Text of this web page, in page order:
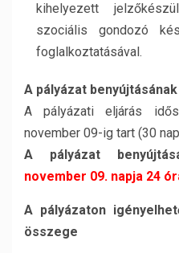
kihelyezett
szociális gondozó
foglalkoztatásával.
A pályázat
A pályázati eljárás
november 09-ig tart (30
A pályázat
november 09. napja 24
A pályázaton
összege